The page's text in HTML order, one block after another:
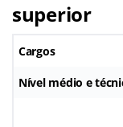
superior
Cargos
Nível médio e